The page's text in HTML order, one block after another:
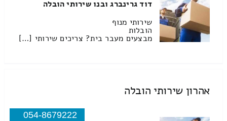
דוד גרינברג ובנו שירותי הובלה
שירותי מנוף
הובלות
מבצעים מעבר בית? צריכים שירותי […]
אהרון שירותי הובלה
054-8679222